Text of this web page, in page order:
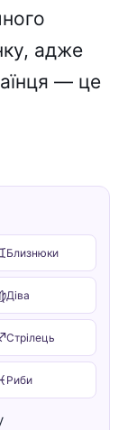
адже
— це
Близнюки
Діва
Стрілець
Риби